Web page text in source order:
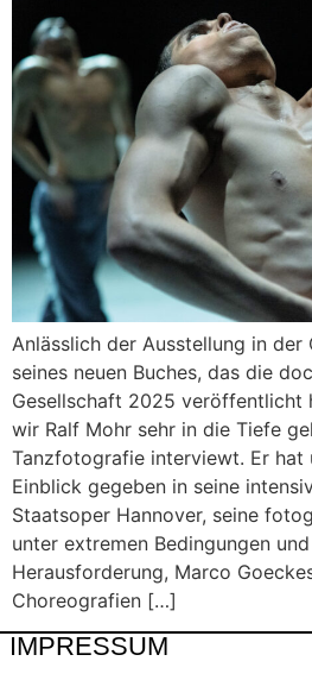
Anlässlich der Ausstellung in der
seines neuen Buches, das die
Gesellschaft 2025 veröffentlicht
wir Ralf Mohr sehr in die Tiefe
Tanzfotografie interviewt. Er hat
Einblick gegeben in seine
Staatsoper Hannover, seine
unter extremen Bedingungen
Herausforderung, Marco
Choreografien […]
IMPRESSUM